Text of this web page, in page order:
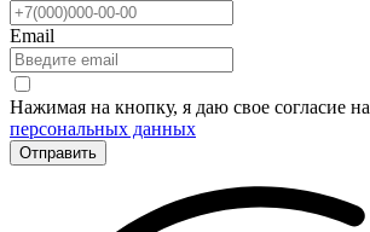
Email
Нажимая на кнопку, я даю свое согласие на
персональных данных
Отправить